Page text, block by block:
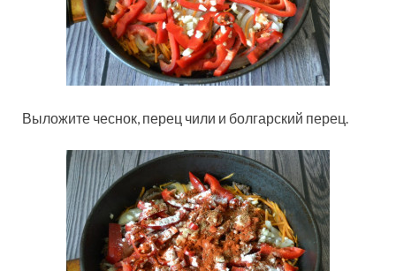
Выложите чеснок, перец чили и болгарский перец.